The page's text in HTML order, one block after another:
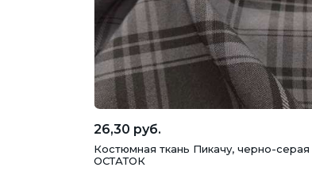
26,30 руб.
Костюмная ткань Пикачу, черно-серая
ОСТАТОК